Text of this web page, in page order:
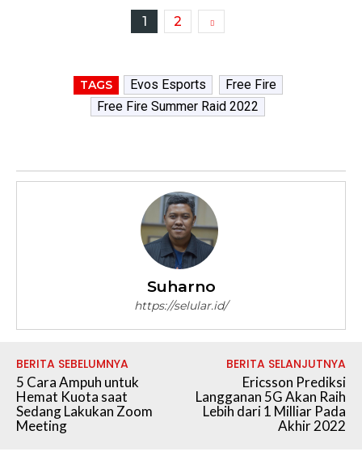
1 2
TAGS Evos Esports
Free Fire
Free Fire Summer Raid 2022
Suharno
https://selular.id/
BERITA SEBELUMNYA
5 Cara Ampuh untuk
Hemat Kuota saat
Sedang Lakukan Zoom
Meeting
BERITA SELANJUTNYA
Ericsson Prediksi
Langganan 5G Akan Raih
Lebih dari 1 Milliar Pada
Akhir 2022